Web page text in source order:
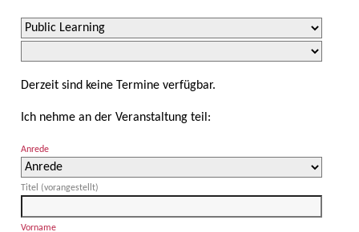
Derzeit sind keine Termine verfügbar.
Ich nehme an der Veranstaltung teil:
Anrede
Titel (vorangestellt)
Vorname